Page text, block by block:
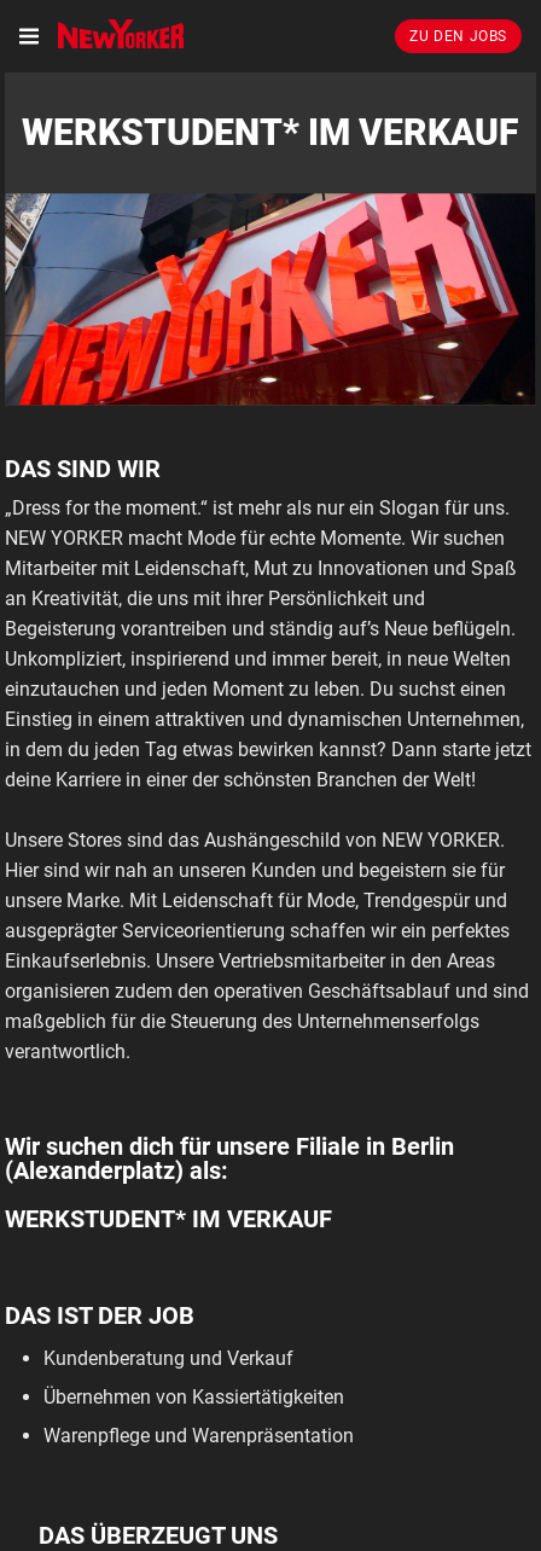
ZU DEN JOBS
WERKSTUDENT* IM VERKAUF
DAS SIND WIR
„Dress for the moment.“ ist mehr als nur ein Slogan für uns.
NEW YORKER macht Mode für echte Momente. Wir suchen
Mitarbeiter mit Leidenschaft, Mut zu Innovationen und Spaß
an Kreativität, die uns mit ihrer Persönlichkeit und
Begeisterung vorantreiben und ständig auf’s Neue beflügeln.
Unkompliziert, inspirierend und immer bereit, in neue Welten
einzutauchen und jeden Moment zu leben. Du suchst einen
Einstieg in einem attraktiven und dynamischen Unternehmen,
in dem du jeden Tag etwas bewirken kannst? Dann starte jetzt
deine Karriere in einer der schönsten Branchen der Welt!
Unsere Stores sind das Aushängeschild von NEW YORKER.
Hier sind wir nah an unseren Kunden und begeistern sie für
unsere Marke. Mit Leidenschaft für Mode, Trendgespür und
ausgeprägter Serviceorientierung schaffen wir ein perfektes
Einkaufserlebnis. Unsere Vertriebsmitarbeiter in den Areas
organisieren zudem den operativen Geschäftsablauf und sind
maßgeblich für die Steuerung des Unternehmenserfolgs
verantwortlich.
Wir suchen dich für unsere Filiale in Berlin
(Alexanderplatz) als:
WERKSTUDENT* IM VERKAUF
DAS IST DER JOB
Kundenberatung und Verkauf
Übernehmen von Kassiertätigkeiten
Warenpflege und Warenpräsentation
DAS ÜBERZEUGT UNS